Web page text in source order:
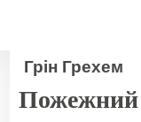
Грін Грехем
Пожежний